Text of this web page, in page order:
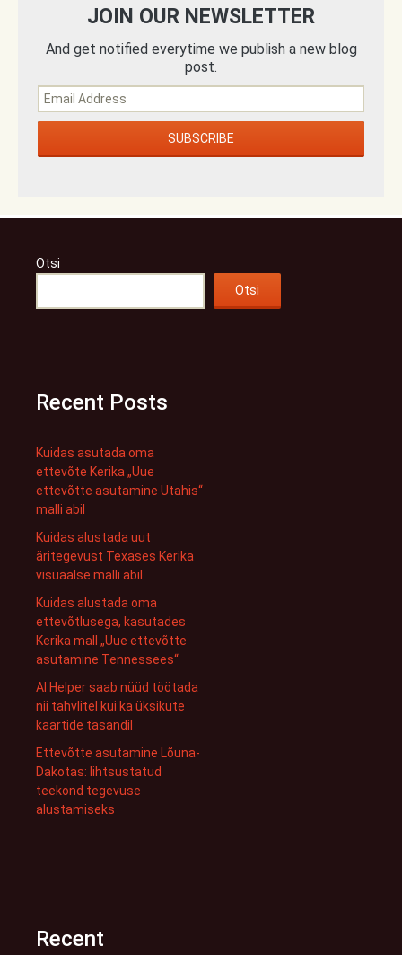
JOIN OUR NEWSLETTER
And get notified everytime we publish a new blog
post.
Otsi
Otsi
Recent Posts
Kuidas asutada oma
ettevõte Kerika „Uue
ettevõtte asutamine Utahis“
malli abil
Kuidas alustada uut
äritegevust Texases Kerika
visuaalse malli abil
Kuidas alustada oma
ettevõtlusega, kasutades
Kerika mall „Uue ettevõtte
asutamine Tennessees“
AI Helper saab nüüd töötada
nii tahvlitel kui ka üksikute
kaartide tasandil
Ettevõtte asutamine Lõuna-
Dakotas: lihtsustatud
teekond tegevuse
alustamiseks
Recent